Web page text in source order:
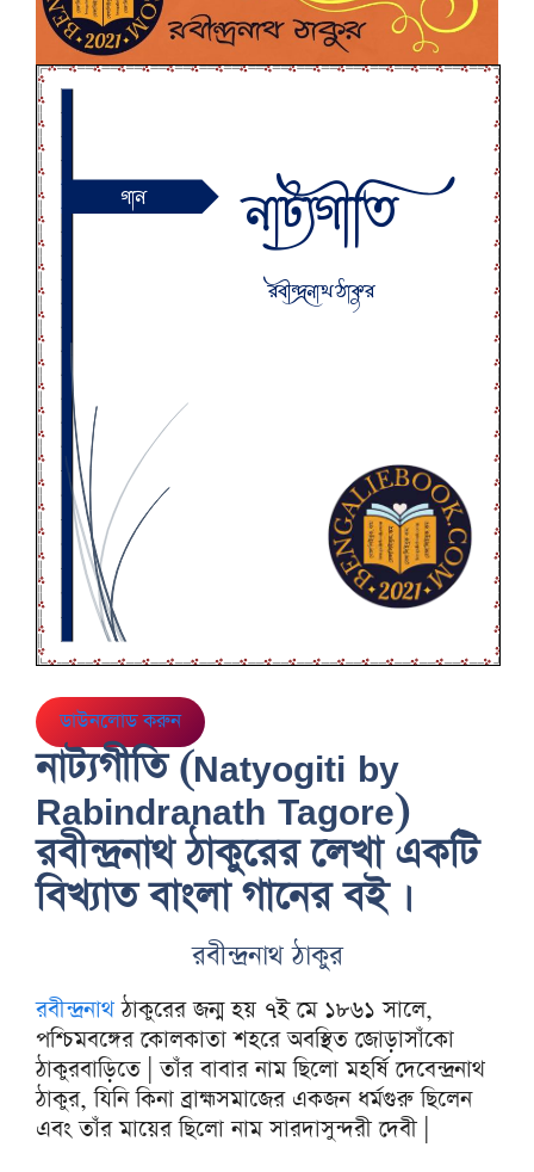
ডাউনলোড করুন
নাট্যগীতি (Natyogiti by
Rabindranath Tagore)
রবীন্দ্রনাথ ঠাকুরের লেখা একটি
বিখ্যাত বাংলা গানের বই ।
রবীন্দ্রনাথ ঠাকুর
রবীন্দ্রনাথঠাকুরের জন্ম হয় ৭ই মে ১৮৬১ সালে,
পশ্চিমবঙ্গের কোলকাতা শহরে অবস্থিত জোড়াসাঁকো
ঠাকুরবাড়িতে | তাঁর বাবার নাম ছিলো মহর্ষি দেবেন্দ্রনাথ
ঠাকুর, যিনি কিনা ব্রাহ্মসমাজের একজন ধর্মগুরু ছিলেন
এবং তাঁর মায়ের ছিলো নাম সারদাসুন্দরী দেবী |